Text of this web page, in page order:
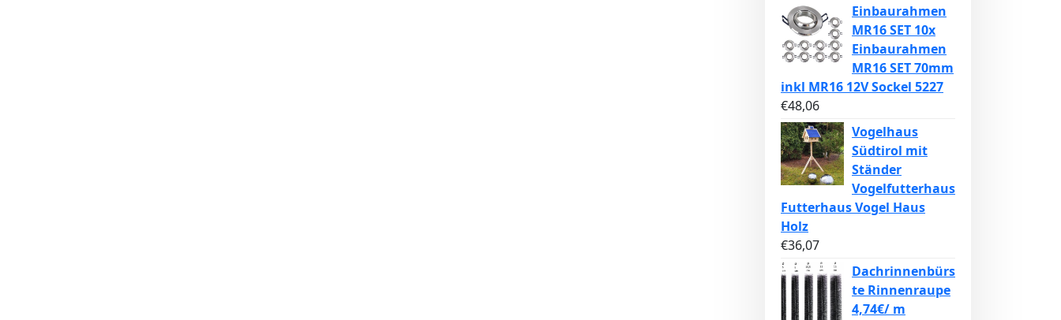
Einbaurahmen
MR16 SET 10x
Einbaurahmen
MR16 SET 70mm
inkl MR16 12V Sockel 5227
€48,06
Vogelhaus
Südtirol mit
Ständer
Vogelfutterhaus
Futterhaus Vogel Haus
Holz
€36,07
Dachrinnenbürs
te Rinnenraupe
4,74€/ m